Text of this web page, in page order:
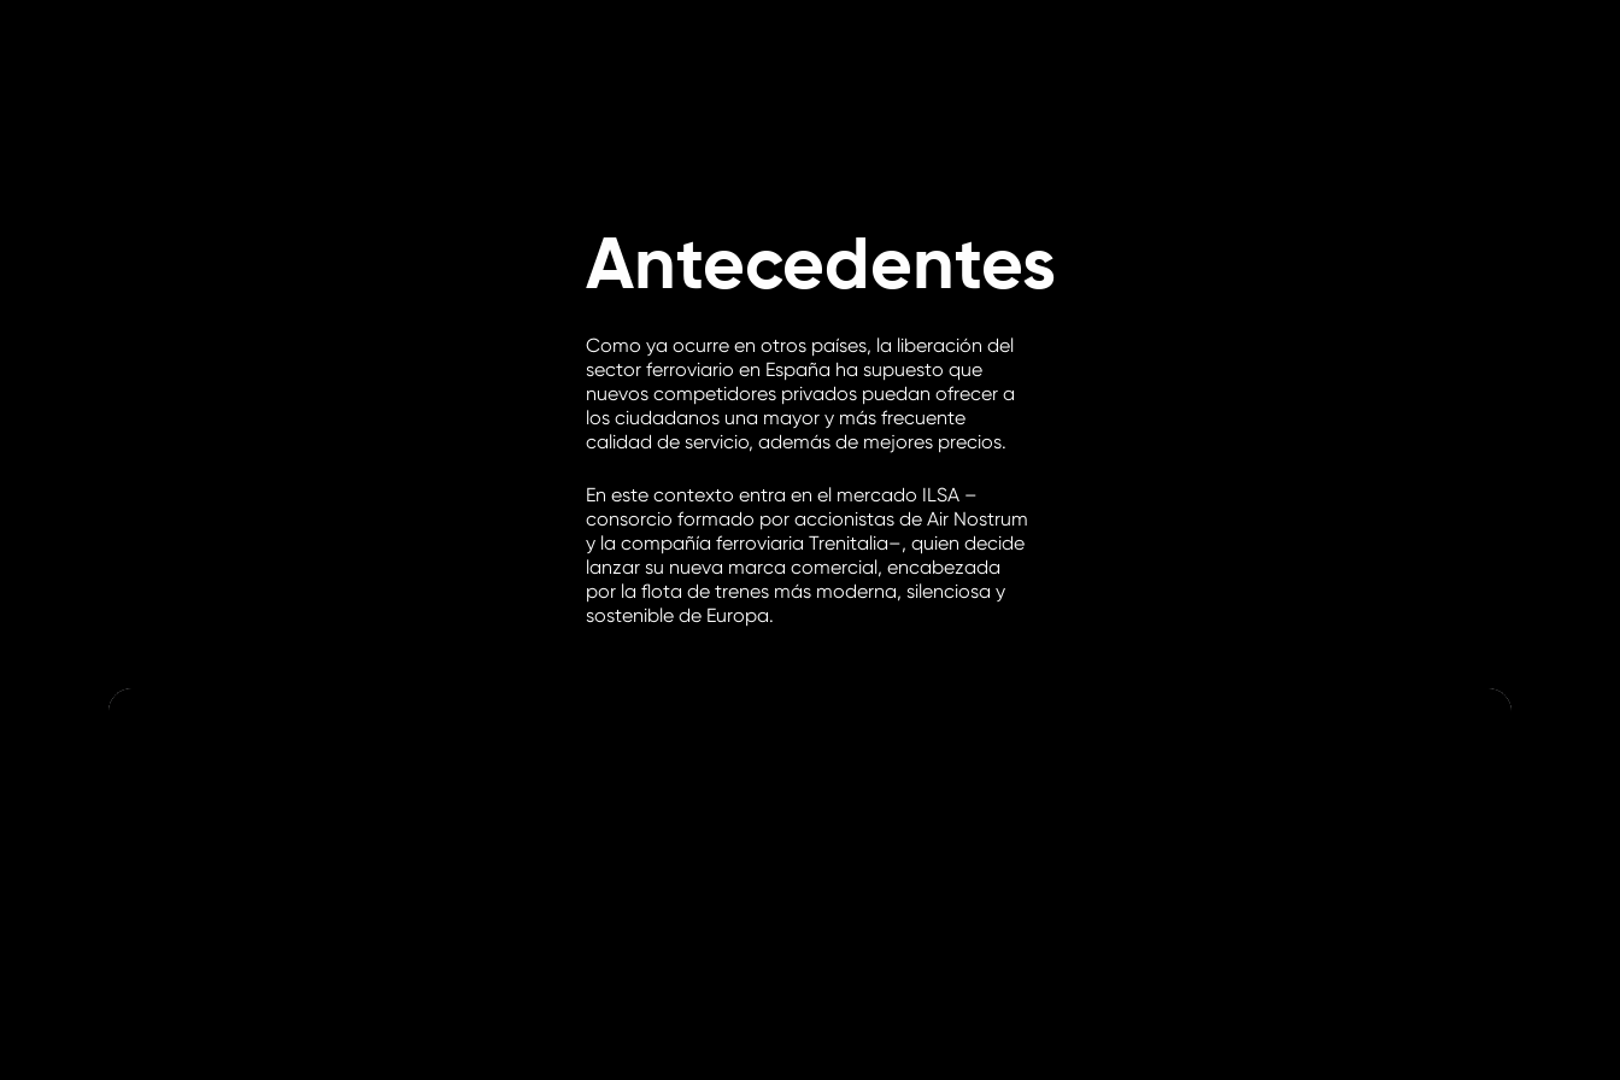
Antecedentes
Como ya ocurre en otros países, la liberación del
sector ferroviario en España ha supuesto que
nuevos competidores privados puedan ofrecer a
los ciudadanos una mayor y más frecuente
calidad de servicio, además de mejores precios.
En este contexto entra en el mercado ILSA –
consorcio formado por accionistas de Air Nostrum
y la compañía ferroviaria Trenitalia–, quien decide
lanzar su nueva marca comercial, encabezada
por la flota de trenes más moderna, silenciosa y
sostenible de Europa.